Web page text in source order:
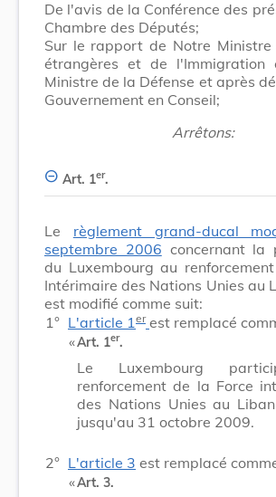
De l'avis de la Conférence des
Chambre des Députés;
Sur le rapport de Notre Ministre
étrangères et de l'Immigration
Ministre de la Défense et après
Gouvernement en Conseil;
Arrêtons:
Art. 1er.
Le règlement grand-ducal
septembre 2006 concernant la
du Luxembourg au
Intérimaire des Nations Unies au
est modifié comme suit:
1° L'article 1 er est remplacé
​ «Art. 1er.
Le Luxembourg
renforcement de la Force
des Nations Unies au Liban
jusqu'au 31 octobre 2009.
2° L'article 3 est remplacé
​ «Art. 3.